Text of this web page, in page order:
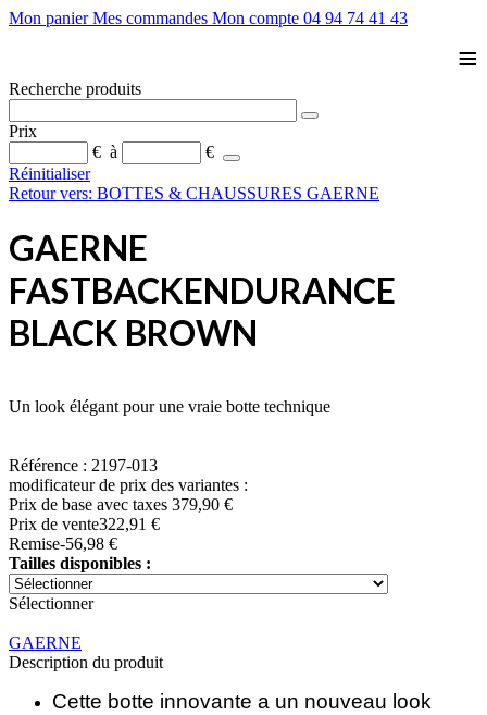
Mon panier Mes commandes Mon compte 04 94 74 41 43
≡
Recherche produits
Prix
€ à
€
Réinitialiser
Retour vers: BOTTES & CHAUSSURES GAERNE
GAERNE
FASTBACKENDURANCE
BLACK BROWN
Un look élégant pour une vraie botte technique
Référence : 2197-013
modificateur de prix des variantes :
Prix de base avec taxes 379,90 €
Prix ​​de vente322,91 €
Remise-56,98 €
Tailles disponibles :
Sélectionner
GAERNE
Description du produit
Cette botte innovante a un nouveau look